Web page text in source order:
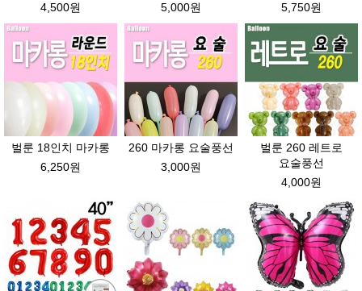
4,500원
5,000원
5,750원
벌룬 18인치 마카롱
6,250원
260 마카롱 요술풍선
3,000원
벌룬 260 레트로
요술풍선
4,000원